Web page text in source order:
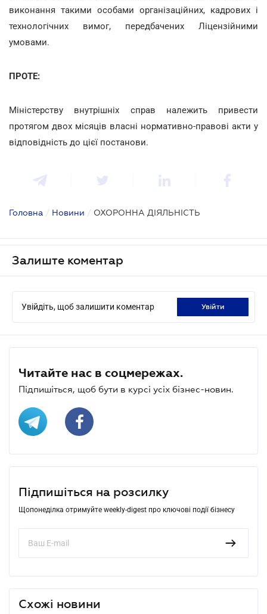
виконання такими особами організаційних, кадрових і
технологічних вимог, передбачених Ліцензійними
умовами.
ПРОТЕ:
Міністерству внутрішніх справ належить привести
протягом двох місяців власні нормативно-правові акти у
відповідність до цієї постанови.
Головна / Новини / ОХОРОННА ДІЯЛЬНІСТЬ
Залиште коментар
Увійдіть, щоб залишити коментар увійти
Читайте нас в соцмережах.
Підпишіться, щоб бути в курсі усіх бізнес-новин.
Підпишіться на розсилку
Щопонеділка отримуйте weekly-digest про ключові події бізнесу
Схожі новини